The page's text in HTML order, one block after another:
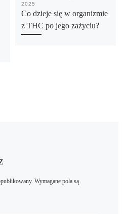
2025
Co dzieje się w organizmie
z THC po jego zażyciu?
Wymagane pola są